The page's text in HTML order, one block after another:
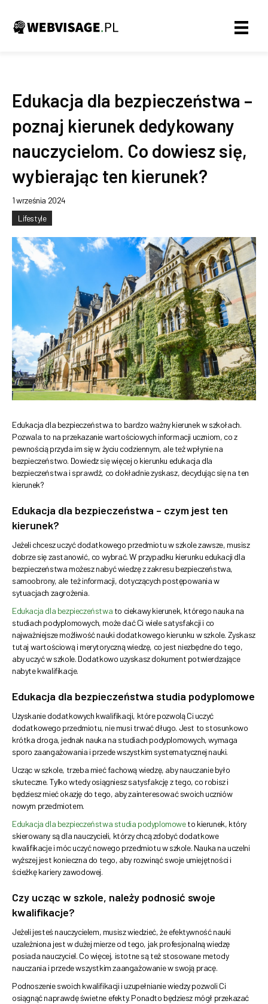
Edukacja dla bezpieczeństwa –
poznaj kierunek dedykowany
nauczycielom. Co dowiesz się,
wybierając ten kierunek?
1 września 2024
Lifestyle
Edukacja dla bezpieczeństwa to bardzo ważny kierunek w szkołach.
Pozwala to na przekazanie wartościowych informacji uczniom, co z
pewnością przyda im się w życiu codziennym, ale też wpłynie na
bezpieczeństwo. Dowiedz się więcej o kierunku edukacja dla
bezpieczeństwa i sprawdź, co dokładnie zyskasz, decydując się na ten
kierunek?
Edukacja dla bezpieczeństwa – czym jest ten
kierunek?
Jeżeli chcesz uczyć dodatkowego przedmiotu w szkole zawsze, musisz
dobrze się zastanowić, co wybrać. W przypadku kierunku edukacji dla
bezpieczeństwa możesz nabyć wiedzę z zakresu bezpieczeństwa,
samoobrony, ale też informacji, dotyczących postępowania w
sytuacjach zagrożenia.
Edukacja dla bezpieczeństwa to ciekawy kierunek, którego nauka na
studiach podyplomowych, może dać Ci wiele satysfakcji i co
najważniejsze możliwość nauki dodatkowego kierunku w szkole. Zyskasz
tutaj wartościową i merytoryczną wiedzę, co jest niezbędne do tego,
aby uczyć w szkole. Dodatkowo uzyskasz dokument potwierdzające
nabyte kwalifikacje.
Edukacja dla bezpieczeństwa studia podyplomowe
Uzyskanie dodatkowych kwalifikacji, które pozwolą Ci uczyć
dodatkowego przedmiotu, nie musi trwać długo. Jest to stosunkowo
krótka droga, jednak nauka na studiach podyplomowych, wymaga
sporo zaangażowania i przede wszystkim systematycznej nauki.
Ucząc w szkole, trzeba mieć fachową wiedzę, aby nauczanie było
skuteczne. Tylko wtedy osiągniesz satysfakcję z tego, co robisz i
będziesz mieć okazję do tego, aby zainteresować swoich uczniów
nowym przedmiotem.
Edukacja dla bezpieczeństwa studia podyplomoweto kierunek, który
skierowany są dla nauczycieli, którzy chcą zdobyć dodatkowe
kwalifikacje i móc uczyć nowego przedmiotu w szkole. Nauka na uczelni
wyższej jest konieczna do tego, aby rozwinąć swoje umiejętności i
ścieżkę kariery zawodowej.
Czy ucząc w szkole, należy podnosić swoje
kwalifikacje?
Jeżeli jesteś nauczycielem, musisz wiedzieć, że efektywność nauki
uzależniona jest w dużej mierze od tego, jak profesjonalną wiedzę
posiada nauczyciel. Co więcej, istotne są też stosowane metody
nauczania i przede wszystkim zaangażowanie w swoją pracę.
Podnoszenie swoich kwalifikacji i uzupełnianie wiedzy pozwoli Ci
osiągnąć naprawdę świetne efekty. Ponadto będziesz mógł przekazać